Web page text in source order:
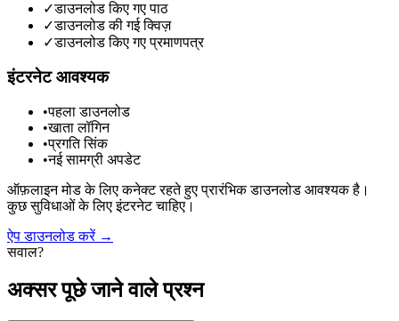
✓डाउनलोड किए गए पाठ
✓डाउनलोड की गई क्विज़
✓डाउनलोड किए गए प्रमाणपत्र
इंटरनेट आवश्यक
•पहला डाउनलोड
•खाता लॉगिन
•प्रगति सिंक
•नई सामग्री अपडेट
ऑफ़लाइन मोड के लिए कनेक्ट रहते हुए प्रारंभिक डाउनलोड आवश्यक है।
कुछ सुविधाओं के लिए इंटरनेट चाहिए।
ऐप डाउनलोड करें →
सवाल?
अक्सर पूछे जाने वाले प्रश्न